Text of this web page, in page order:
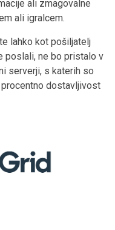
ali zmagovalne
ali igralcem.
lahko kot pošiljatelj
poslali, ne bo pristalo v
serverji, s katerih so
dostavljivost